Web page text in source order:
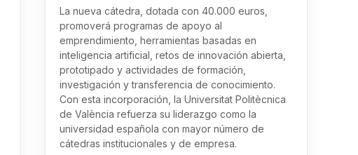
La nueva cátedra, dotada con 40.000 euros,
promoverá programas de apoyo al
emprendimiento, herramientas basadas en
inteligencia artificial, retos de innovación abierta,
prototipado y actividades de formación,
investigación y transferencia de conocimiento.
Con esta incorporación, la Universitat Politècnica
de València refuerza su liderazgo como la
universidad española con mayor número de
cátedras institucionales y de empresa.